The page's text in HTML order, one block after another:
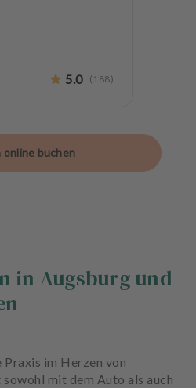
5.0 ( 188)
online buchen
in Augsburg und
Praxis im Herzen von
mit dem Auto als auch